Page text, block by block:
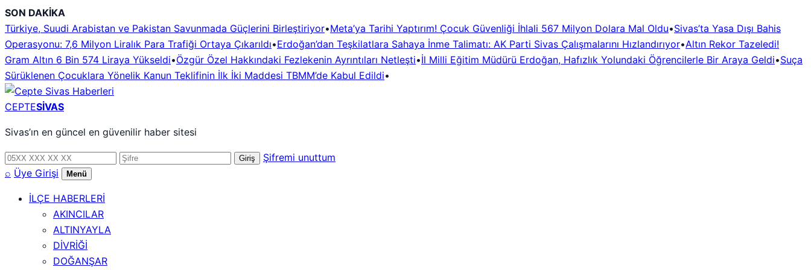
İçeriğe
geç
SON DAKİKA
Türkiye, Suudi Arabistan ve Pakistan Savunmada Güçlerini Birleştiriyor•Meta’ya Tarihi Yaptırım! Çocuk Güvenliği İhlali 567 Milyon Dolara Mal Oldu•Sivas’ta Yasa Dışı Bahis
Operasyonu: 7,6 Milyon Liralık Para Trafiği Ortaya Çıkarıldı•Erdoğan’dan Teşkilatlara Sahaya İnme Talimatı: AK Parti Sivas Çalışmalarını Hızlandırıyor•Altın Rekor Tazeledi!
Gram Altın 6 Bin 574 Liraya Yükseldi•Özgür Özel Hakkındaki Fezlekenin Ayrıntıları Netleşti•İl Milli Eğitim Müdürü Erdoğan, Hafızlık Yolundaki Öğrencilerle Bir Araya Geldi•Suça
Sürüklenen Çocuklara Yönelik Kanun Teklifinin İlk İki Maddesi TBMM’de Kabul Edildi•
CEPTESİVAS
Sivas’ın en güncel en güvenilir haber sitesi
Telefon
numarası
Şifre Giriş
Şifremi unuttum
⌕ Üye Girişi Menü
İLÇE HABERLERİ
AKINCILAR
ALTINYAYLA
DİVRİĞİ
DOĞANŞAR